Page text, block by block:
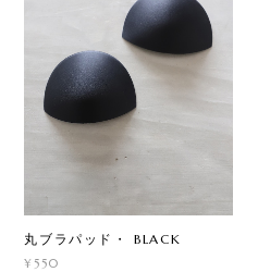
丸ブラパッド・ BLACK
¥550